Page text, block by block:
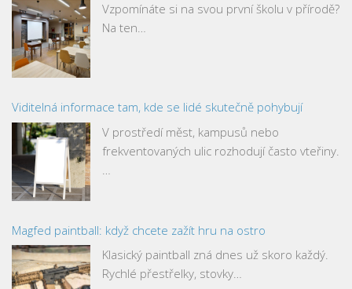
Vzpomínáte si na svou první školu v přírodě?
Na ten…
Viditelná informace tam, kde se lidé skutečně pohybují
V prostředí měst, kampusů nebo
frekventovaných ulic rozhodují často vteřiny.
Magfed paintball: když chcete zažít hru na ostro
Klasický paintball zná dnes už skoro každý.
Rychlé přestřelky, stovky…